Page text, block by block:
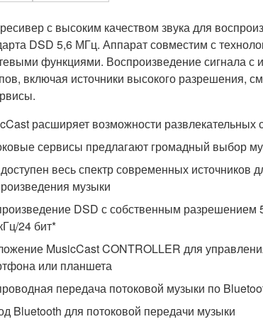
с высоким качеством звука для
DSD 5,6 МГц. Аппарат совместим с
функциями. Воспроизведение сигнала с
включая источники высокого разрешения,
расширяет возможности развлекательных
сервисы предлагают громадный выбор
весь спектр современных источников
музыки
DSD с собственным разрешением
24 бит*
MusicCast CONTROLLER для
или планшета
передача потоковой музыки по
Bluetooth для потоковой передачи музыки